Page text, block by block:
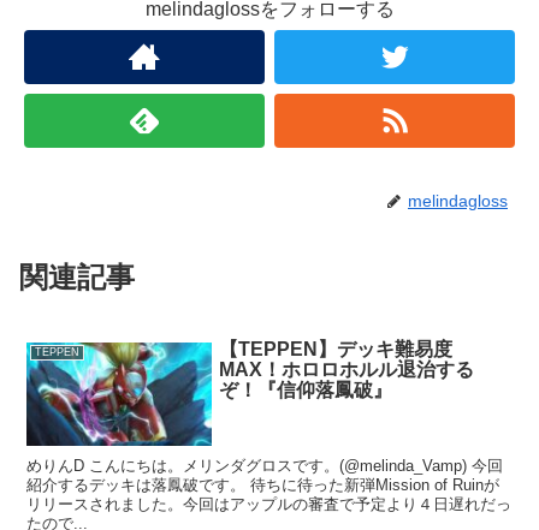
melindaglossをフォローする
melindagloss
関連記事
TEPPEN
【TEPPEN】デッキ難易度
MAX！ホロロホルル退治する
ぞ！『信仰落鳳破』
めりんD こんにちは。メリンダグロスです。(@melinda_Vamp) 今回
紹介するデッキは落鳳破です。 待ちに待った新弾Mission of Ruinが
リリースされました。今回はアップルの審査で予定より４日遅れだっ
たので...